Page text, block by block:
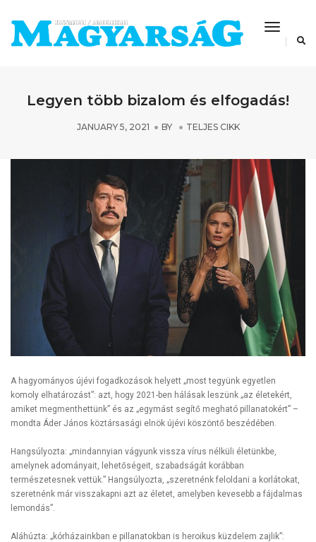
Toggle
Legyen több bizalom és elfogadás!
JANUARY 5, 2021 BY TELJES CIKK
A hagyományos újévi fogadkozások helyett „most tegyünk egyetlen
komoly elhatározást”: azt, hogy 2021-ben hálásak leszünk „az életekért,
amiket megmenthettünk” és az „egymást segítő megható pillanatokért” –
mondta Áder János köztársasági elnök újévi köszöntő beszédében.
Hangsúlyozta: „mindannyian vágyunk vissza vírus nélküli életünkbe,
amelynek adományait, lehetőségeit, szabadságát korábban
természetesnek vettük.” Hangsúlyozta, „szeretnénk feloldani a korlátokat,
szeretnénk már visszakapni azt az életet, amelyben kevesebb a fájdalmas
lemondás”.
Aláhúzta: „kórházainkban e pillanatokban is heroikus küzdelem zajlik”: